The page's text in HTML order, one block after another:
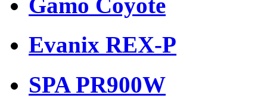
Evanix REX-P
SPA PR900W